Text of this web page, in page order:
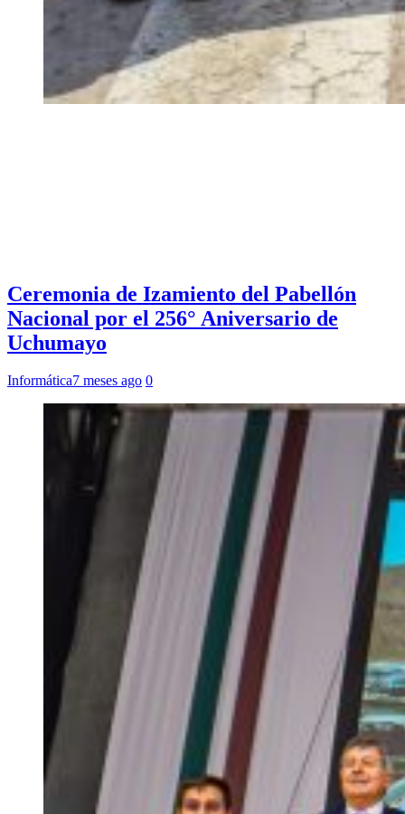
Ceremonia de Izamiento del Pabellón
Nacional por el 256° Aniversario de
Uchumayo
Informática7 meses ago 0